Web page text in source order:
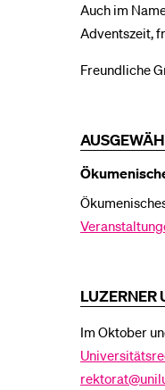
Auch im
Adventszeit,
Freundliche
LUZERNER
Im Oktober